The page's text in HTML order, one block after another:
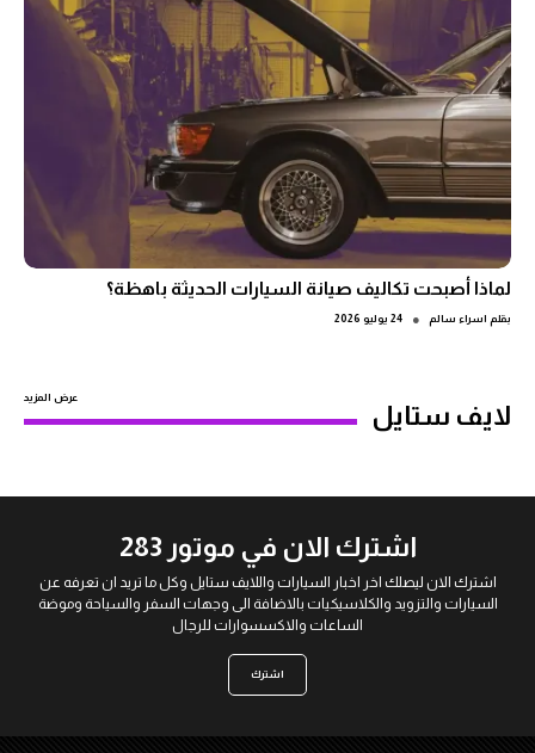
لماذا أصبحت تكاليف صيانة السيارات الحديثة باهظة؟
بقلم اسراء سالم ● 24 يوليو 2026
لايف ستايل
عرض المزيد
اشترك الان في موتور 283
اشترك الان ليصلك اخر اخبار السيارات واللايف ستايل وكل ما تريد ان تعرفه عن
السيارات والتزويد والكلاسيكيات بالاضافة الى وجهات السفر والسياحة وموضة
الساعات والاكسسوارات للرجال
اشترك